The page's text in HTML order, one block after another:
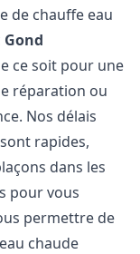
de chauffe eau
Gond
ce soit pour une
réparation ou
Nos délais
rapides,
dans les
pour vous
permettre de
chaude